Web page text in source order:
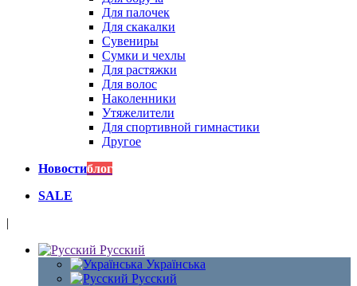
Для палочек
Для скакалки
Сувениры
Сумки и чехлы
Для растяжки
Для волос
Наколенники
Утяжелители
Для спортивной гимнастики
Другое
Новостиблог
SALE
|
Русский
Українська
Русский